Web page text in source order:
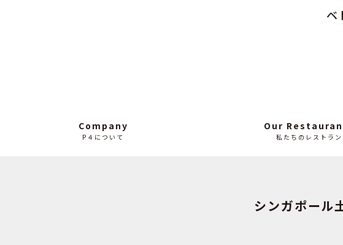
ベ
Company
P４について
Our
私たちのレストラン
シンガポール